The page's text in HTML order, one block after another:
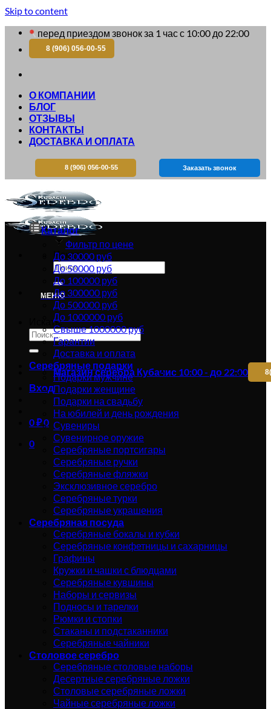
Skip to content
перед приездом звонок за 1 час с 10:00 до 22:00
8 (906) 056-00-55
О КОМПАНИИ
БЛОГ
ОТЗЫВЫ
КОНТАКТЫ
ДОСТАВКА И ОПЛАТА
8 (906) 056-00-55 Заказать звонок
Искать:
МЕНЮ
Искать:
Магазин серебра Кубачис 10:00 - до 22:00
Вход
0₽0
0
Каталог
Фильтр по цене
До 30000 руб
До 50000 руб
До 100000 руб
До 300000 руб
До 500000 руб
До 1000000 руб
Свыше 1000000 руб
Гарантии
Доставка и оплата
Серебряные подарки
Подарки мужчине
Подарки женщине
Подарки на свадьбу
На юбилей и день рождения
Сувениры
Сувенирное оружие
Серебряные портсигары
Серебряные ручки
Серебряные фляжки
Эксклюзивное серебро
Серебряные турки
Серебряные украшения
Серебряная посуда
Серебряные бокалы и кубки
Серебряные конфетницы и сахарницы
Графины
Кружки и чашки с блюдцами
Серебряные кувшины
Наборы и сервизы
Подносы и тарелки
Рюмки и стопки
Стаканы и подстаканники
Серебряные чайники
Столовое серебро
Серебряные столовые наборы
Десертные серебряные ложки
Столовые серебряные ложки
Чайные серебряные ложки